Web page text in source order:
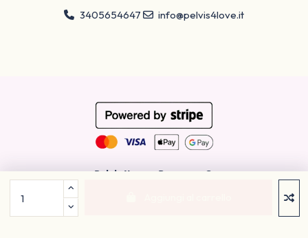
3405654647
info@pelvis4love.it
Pelvis4Love· Buonomo C.